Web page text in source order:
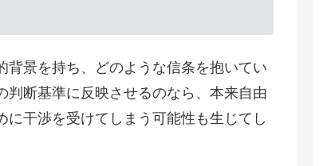
背景を持ち、どのような信条を抱いてい
判断基準に反映させるのなら、本来自由
干渉を受けてしまう可能性も生じてし